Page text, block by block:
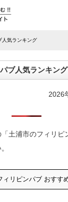
人気ランキング
ブ人気ランキング
2026
土浦市のフィリピ
ィリピンパブ おすす